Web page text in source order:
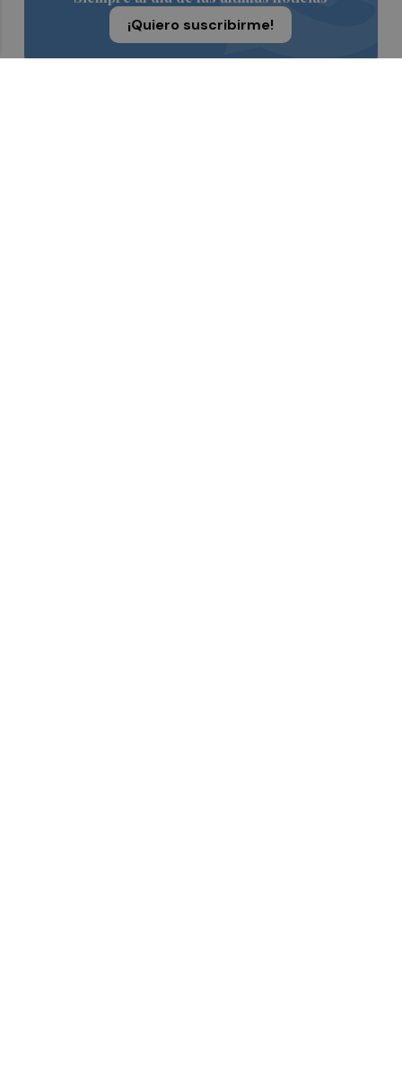
¡Quiero suscribirme!